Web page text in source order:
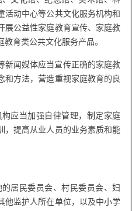
活动中心等公共文化服务机构和
展公益性家庭教育宣传、家庭教
育类公共文化服务产品。
新闻媒体应当宣传正确的家庭教
和方法，营造重视家庭教育的良
构应当加强自律管理，制定家庭
，提高从业人员的业务素质和能
居民委员会、村民委员会、妇
他监护人所在单位，以及中小学